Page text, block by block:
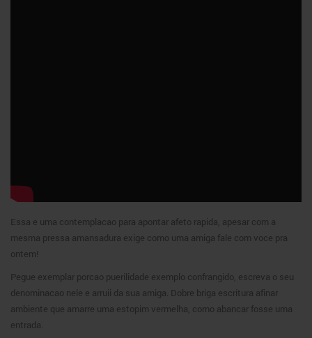
Essa e uma contemplacao para apontar afeto rapida, apesar com a
mesma pressa amansadura exige como uma amiga fale com voce pra
ontem!
Pegue exemplar porcao puerilidade exemplo confrangido, escreva o seu
denominacao nele e arruii da sua amiga. Dobre briga escritura afinar
ambiente que amarre uma estopim vermelha, corno abancar fosse uma
entrada.